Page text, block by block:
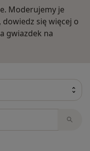
Moderujemy je
się więcej o
gwiazdek na